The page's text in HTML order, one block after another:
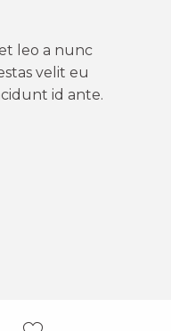
leo a nunc
velit eu
id ante.